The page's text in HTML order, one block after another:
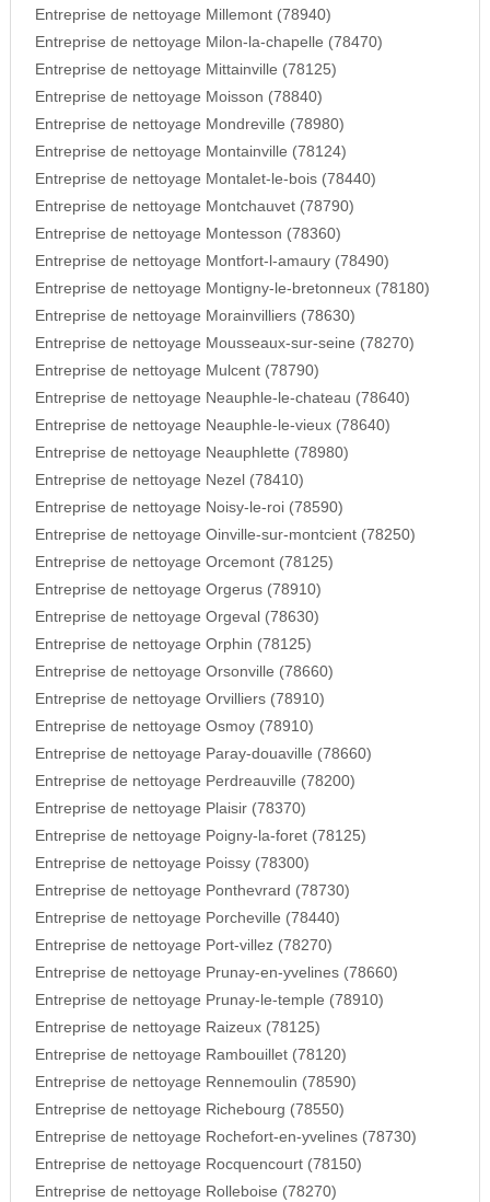
Entreprise de nettoyage Millemont (78940)
Entreprise de nettoyage Milon-la-chapelle (78470)
Entreprise de nettoyage Mittainville (78125)
Entreprise de nettoyage Moisson (78840)
Entreprise de nettoyage Mondreville (78980)
Entreprise de nettoyage Montainville (78124)
Entreprise de nettoyage Montalet-le-bois (78440)
Entreprise de nettoyage Montchauvet (78790)
Entreprise de nettoyage Montesson (78360)
Entreprise de nettoyage Montfort-l-amaury (78490)
Entreprise de nettoyage Montigny-le-bretonneux (78180)
Entreprise de nettoyage Morainvilliers (78630)
Entreprise de nettoyage Mousseaux-sur-seine (78270)
Entreprise de nettoyage Mulcent (78790)
Entreprise de nettoyage Neauphle-le-chateau (78640)
Entreprise de nettoyage Neauphle-le-vieux (78640)
Entreprise de nettoyage Neauphlette (78980)
Entreprise de nettoyage Nezel (78410)
Entreprise de nettoyage Noisy-le-roi (78590)
Entreprise de nettoyage Oinville-sur-montcient (78250)
Entreprise de nettoyage Orcemont (78125)
Entreprise de nettoyage Orgerus (78910)
Entreprise de nettoyage Orgeval (78630)
Entreprise de nettoyage Orphin (78125)
Entreprise de nettoyage Orsonville (78660)
Entreprise de nettoyage Orvilliers (78910)
Entreprise de nettoyage Osmoy (78910)
Entreprise de nettoyage Paray-douaville (78660)
Entreprise de nettoyage Perdreauville (78200)
Entreprise de nettoyage Plaisir (78370)
Entreprise de nettoyage Poigny-la-foret (78125)
Entreprise de nettoyage Poissy (78300)
Entreprise de nettoyage Ponthevrard (78730)
Entreprise de nettoyage Porcheville (78440)
Entreprise de nettoyage Port-villez (78270)
Entreprise de nettoyage Prunay-en-yvelines (78660)
Entreprise de nettoyage Prunay-le-temple (78910)
Entreprise de nettoyage Raizeux (78125)
Entreprise de nettoyage Rambouillet (78120)
Entreprise de nettoyage Rennemoulin (78590)
Entreprise de nettoyage Richebourg (78550)
Entreprise de nettoyage Rochefort-en-yvelines (78730)
Entreprise de nettoyage Rocquencourt (78150)
Entreprise de nettoyage Rolleboise (78270)